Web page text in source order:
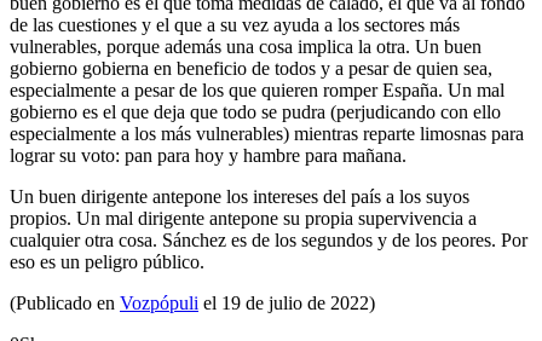
de las cuestiones y el que a su vez ayuda a los sectores más
vulnerables, porque además una cosa implica la otra. Un buen
gobierno gobierna en beneficio de todos y a pesar de quien sea,
especialmente a pesar de los que quieren romper España. Un mal
gobierno es el que deja que todo se pudra (perjudicando con ello
especialmente a los más vulnerables) mientras reparte limosnas para
lograr su voto: pan para hoy y hambre para mañana.
Un buen dirigente antepone los intereses del país a los suyos
propios. Un mal dirigente antepone su propia supervivencia a
cualquier otra cosa. Sánchez es de los segundos y de los peores. Por
eso es un peligro público.
(Publicado en Vozpópuli el 19 de julio de 2022)